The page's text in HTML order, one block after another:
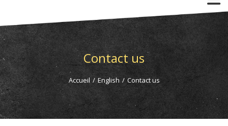
Contact us
Accueil / English / Contact us